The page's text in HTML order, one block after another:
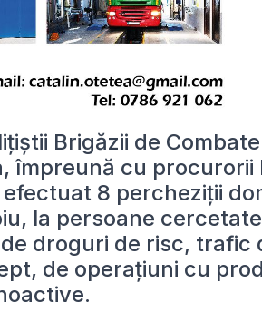
Brigăzii de
împreună cu procurorii
8 percheziții
la persoane
droguri de risc, trafic
de operaţiuni cu